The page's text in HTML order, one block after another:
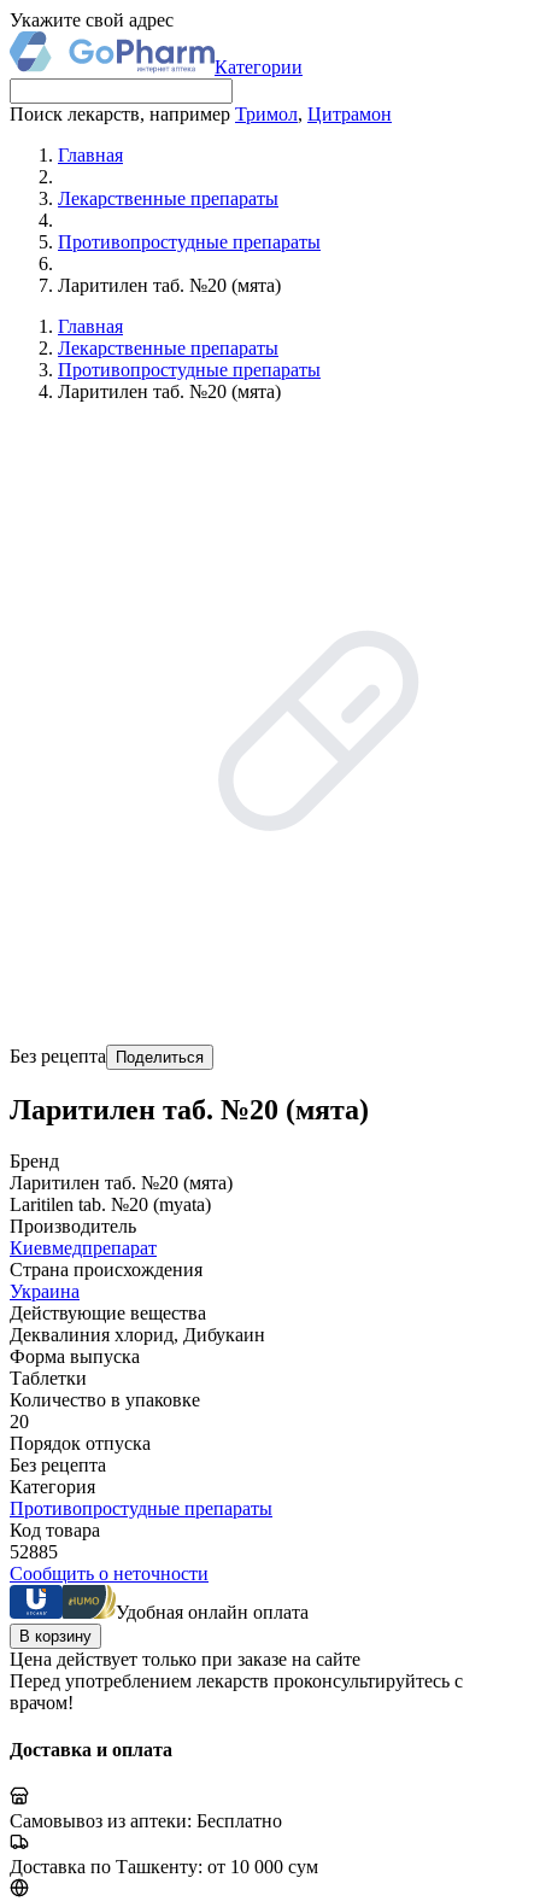
Укажите свой адрес
Категории
Поиск лекарств, например Тримол, Цитрамон
Главная
Лекарственные препараты
Противопростудные препараты
Ларитилен таб. №20 (мята)
Главная
Лекарственные препараты
Противопростудные препараты
Ларитилен таб. №20 (мята)
Без рецепта Поделиться
Ларитилен таб. №20 (мята)
Бренд
Ларитилен таб. №20 (мята)
Laritilen tab. №20 (myata)
Производитель
Киевмедпрепарат
Страна происхождения
Украина
Действующие вещества
Деквалиния хлорид, Дибукаин
Форма выпуска
Таблетки
Количество в упаковке
20
Порядок отпуска
Без рецепта
Категория
Противопростудные препараты
Код товара
52885
Сообщить о неточности
Удобная онлайн оплата
В корзину
Цена действует только при заказе на сайте
Перед употреблением лекарств проконсультируйтесь с
врачом!
Доставка и оплата
Самовывоз из аптеки: Бесплатно
Доставка по Ташкенту: от 10 000 сум